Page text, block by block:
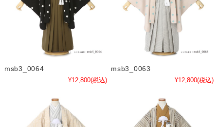
msb3_0064
¥12,800(税込)
msb3_0063
¥12,800(税込)